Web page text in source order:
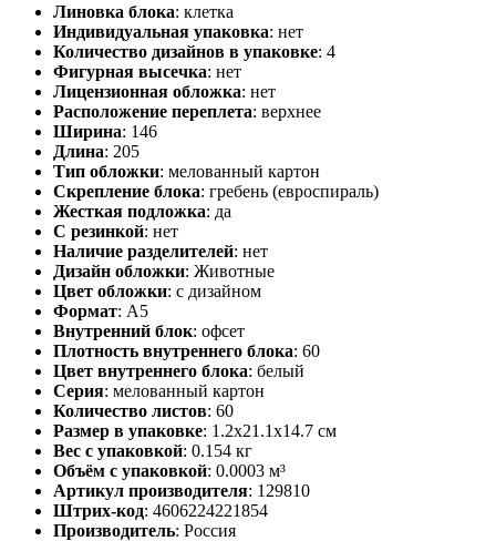
Линовка блока: клетка
Индивидуальная упаковка: нет
Количество дизайнов в упаковке: 4
Фигурная высечка: нет
Лицензионная обложка: нет
Расположение переплета: верхнее
Ширина: 146
Длина: 205
Тип обложки: мелованный картон
Скрепление блока: гребень (евроспираль)
Жесткая подложка: да
С резинкой: нет
Наличие разделителей: нет
Дизайн обложки: Животные
Цвет обложки: с дизайном
Формат: А5
Внутренний блок: офсет
Плотность внутреннего блока: 60
Цвет внутреннего блока: белый
Серия: мелованный картон
Количество листов: 60
Размер в упаковке: 1.2x21.1x14.7 см
Вес с упаковкой: 0.154 кг
Объём с упаковкой: 0.0003 м³
Артикул производителя: 129810
Штрих-код: 4606224221854
Производитель: Россия